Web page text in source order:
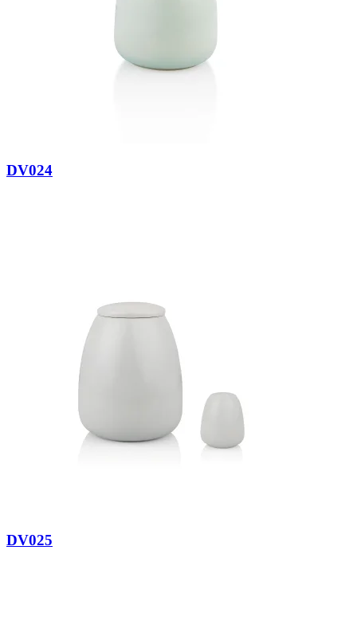
DV024
DV025